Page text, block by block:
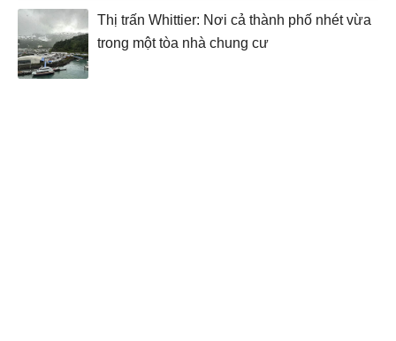
Thị trấn Whittier: Nơi cả thành phố nhét vừa
trong một tòa nhà chung cư